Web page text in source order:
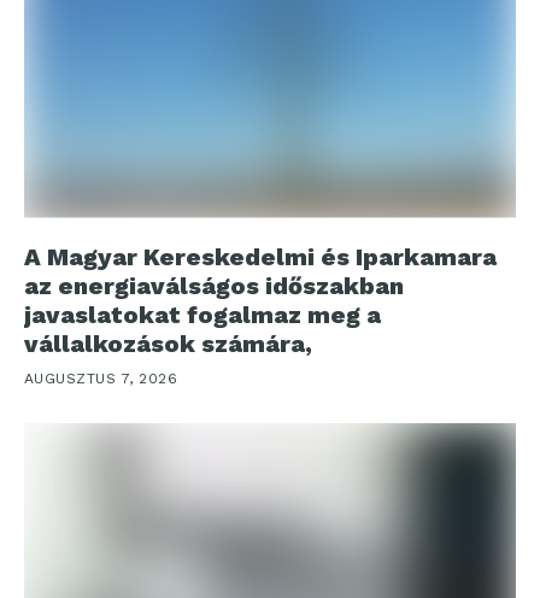
A Magyar Kereskedelmi és Iparkamara
az energiaválságos időszakban
javaslatokat fogalmaz meg a
vállalkozások számára,
AUGUSZTUS 7, 2026